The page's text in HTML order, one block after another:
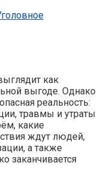
как
выгоде. Однако
реальность:
травмы и утраты
какие
ждут людей,
а также
заканчивается